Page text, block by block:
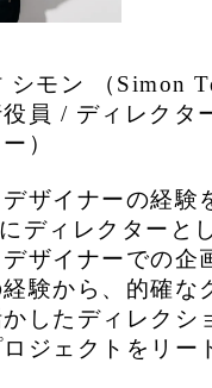
シモン （Simon
員 / ディレクタ
）
ザイナーの経験
ディレクターと
ザイナーでの企
験から、的確な
したディレクシ
ジェクトをリー